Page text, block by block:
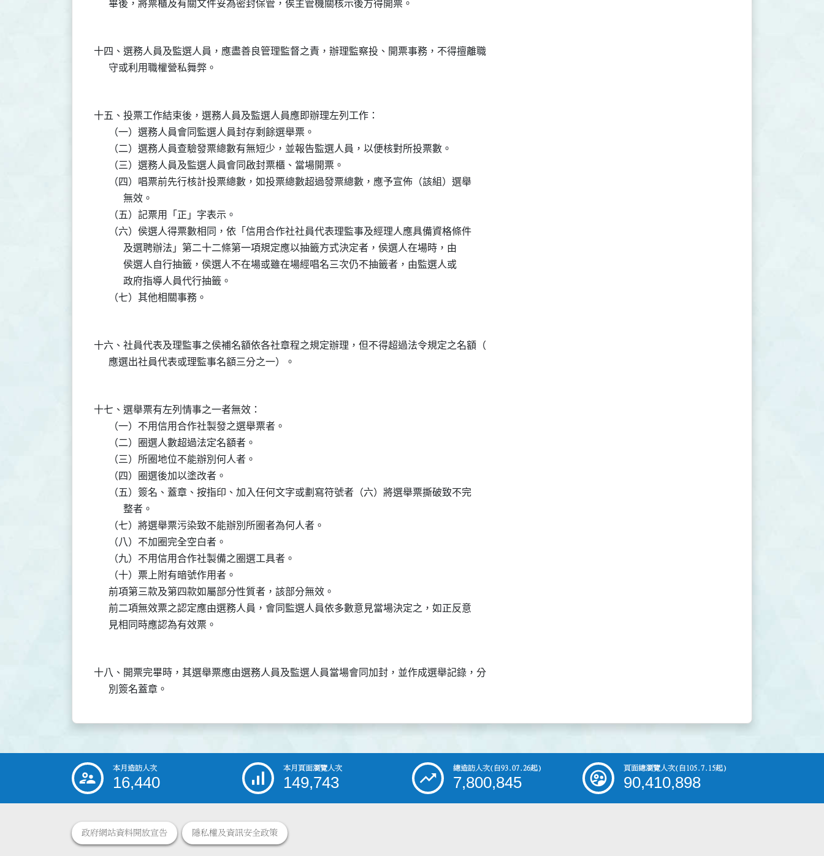
十四、選務人員及監選人員，應盡善良管理監督之責，辦理監察投、開票事務，不得擅離職
十五、投票工作結束後，選務人員及監選人員應即辦理左列工作：
      （一）選務人員會同監選人員封存剩餘選舉票。
      （二）選務人員查驗發票總數有無短少，並報告監選人員，以便核對所投票數。
      （三）選務人員及監選人員會同啟封票櫃、當場開票。
      （四）唱票前先行核計投票總數，如投票總數超過發票總數，應予宣佈（該組）選舉
            無效。
      （五）記票用「正」字表示。
      （六）侯選人得票數相同，依「信用合作社社員代表理監事及經理人應具備資格條件
            及選聘辦法」第二十二條第一項規定應以抽籤方式決定者，侯選人在場時，由
            侯選人自行抽籤，侯選人不在場或雖在場經唱名三次仍不抽籤者，由監選人或
            政府指導人員代行抽籤。
十六、社員代表及理監事之侯補名額依各社章程之規定辦理，但不得超過法令規定之名額（
十七、選舉票有左列情事之一者無效：
      （一）不用信用合作社製發之選舉票者。
      （二）圈選人數超過法定名額者。
      （三）所圈地位不能辦別何人者。
      （四）圈選後加以塗改者。
      （五）簽名、蓋章、按指印、加入任何文字或劃寫符號者（六）將選舉票撕破致不完
            整者。
      （七）將選舉票污染致不能辦別所圈者為何人者。
      （八）不加圈完全空白者。
      （九）不用信用合作社製備之圈選工具者。
      （十）票上附有暗號作用者。
      前項第三款及第四款如屬部分性質者，該部分無效。
      前二項無效票之認定應由選務人員，會同監選人員依多數意見當場決定之，如正反意
十八、開票完畢時，其選舉票應由選務人員及監選人員當場會同加封，並作成選舉記錄，分
::: 本月造訪人次
16,440
本月頁面瀏覽人次
149,743
總造訪人次(自93.07.26起)
7,800,845
頁面總瀏覽人次(自105.7.15起)
90,410,898
政府網站資料開放宣告 隱私權及資訊安全政策